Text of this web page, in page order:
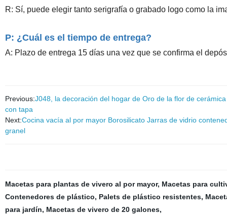
R: Sí, puede elegir tanto serigrafía o grabado logo como la
P: ¿Cuál es el tiempo de entrega?
A: Plazo de entrega 15 días una vez que se confirma el
Previous:J048, la decoración del hogar de Oro de la flor de
con tapa
Next:Cocina vacía al por mayor Borosilicato Jarras de vidrio
granel
Macetas para plantas de vivero al por mayor, Macetas para
Contenedores de plástico, Palets de plástico resistentes,
para jardín, Macetas de vivero de 20 galones,